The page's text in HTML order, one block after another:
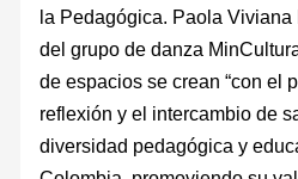
la Pedagógica. Paola
del grupo de danza
de espacios se crean “con el
reflexión y el intercambio de
diversidad pedagógica y